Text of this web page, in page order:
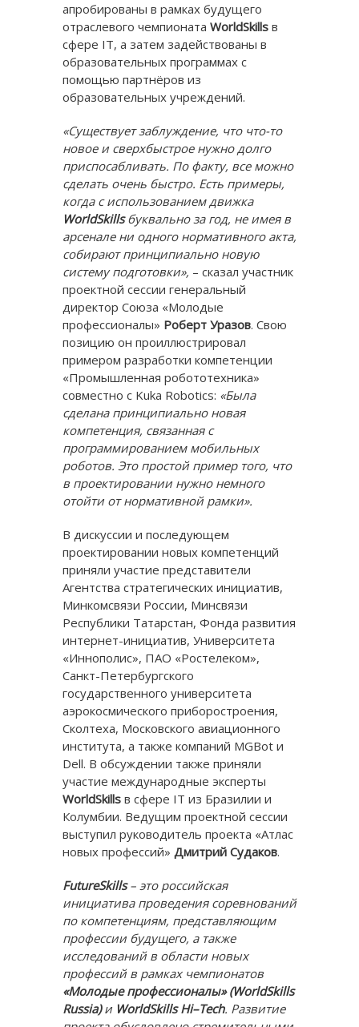
апробированы в рамках будущего
отраслевого чемпионата WorldSkillsв
сфере IT, а затем задействованы в
образовательных программах с
помощью партнёров из
образовательных учреждений.
«Существует заблуждение, что что-то
новое и сверхбыстрое нужно долго
приспосабливать. По факту, все можно
сделать очень быстро. Есть примеры,
когда с использованием движка
WorldSkills буквально за год, не имея в
арсенале ни одного нормативного акта,
собирают принципиально новую
систему подготовки», – сказал участник
проектной сессии генеральный
директор Союза «Молодые
профессионалы» Роберт Уразов. Свою
позицию он проиллюстрировал
примером разработки компетенции
«Промышленная робототехника»
совместно с Kuka Robotics: «Была
сделана принципиально новая
компетенция, связанная с
программированием мобильных
роботов. Это простой пример того, что
в проектировании нужно немного
отойти от нормативной рамки».
В дискуссии и последующем
проектировании новых компетенций
приняли участие представители
Агентства стратегических инициатив,
Минкомсвязи России, Минсвязи
Республики Татарстан, Фонда развития
интернет-инициатив, Университета
«Иннополис», ПАО «Ростелеком»,
Санкт-Петербургского
государственного университета
аэрокосмического приборостроения,
Сколтеха, Московского авиационного
института, а также компаний MGBot и
Dell. В обсуждении также приняли
участие международные эксперты
WorldSkillsв сфере IT из Бразилии и
Колумбии. Ведущим проектной сессии
выступил руководитель проекта «Атлас
новых профессий» Дмитрий Судаков.
FutureSkills– это российская
инициатива проведения соревнований
по компетенциям, представляющим
профессии будущего, а также
исследований в области новых
профессий в рамках чемпионатов
«Молодые профессионалы» (WorldSkills
Russia)и WorldSkills Hi–Tech. Развитие